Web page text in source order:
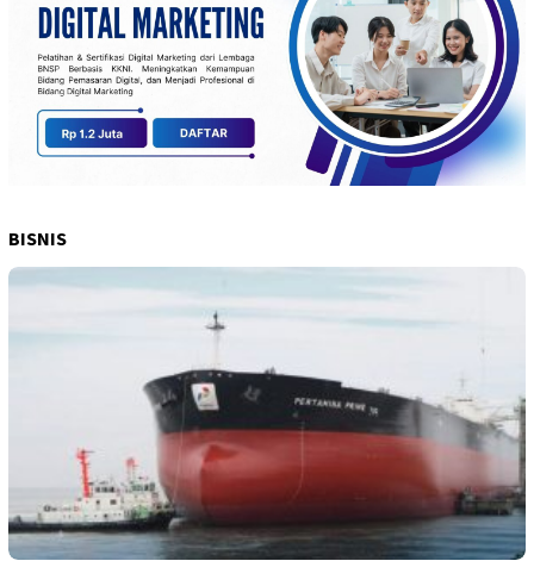
BISNIS